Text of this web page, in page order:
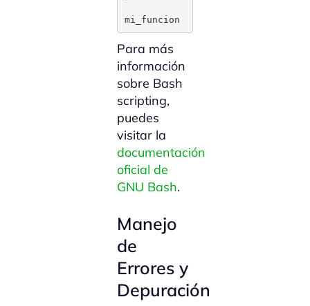
mi_funcion
Para más
información
sobre Bash
scripting,
puedes
visitar la
documentación
oficial de
GNU Bash.
Manejo
de
Errores y
Depuración